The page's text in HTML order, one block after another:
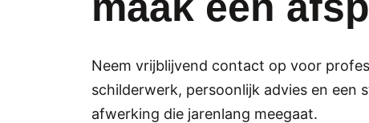
Neem vrijblijvend contact op voor
schilderwerk, persoonlijk advies en een
afwerking die jarenlang meegaat.